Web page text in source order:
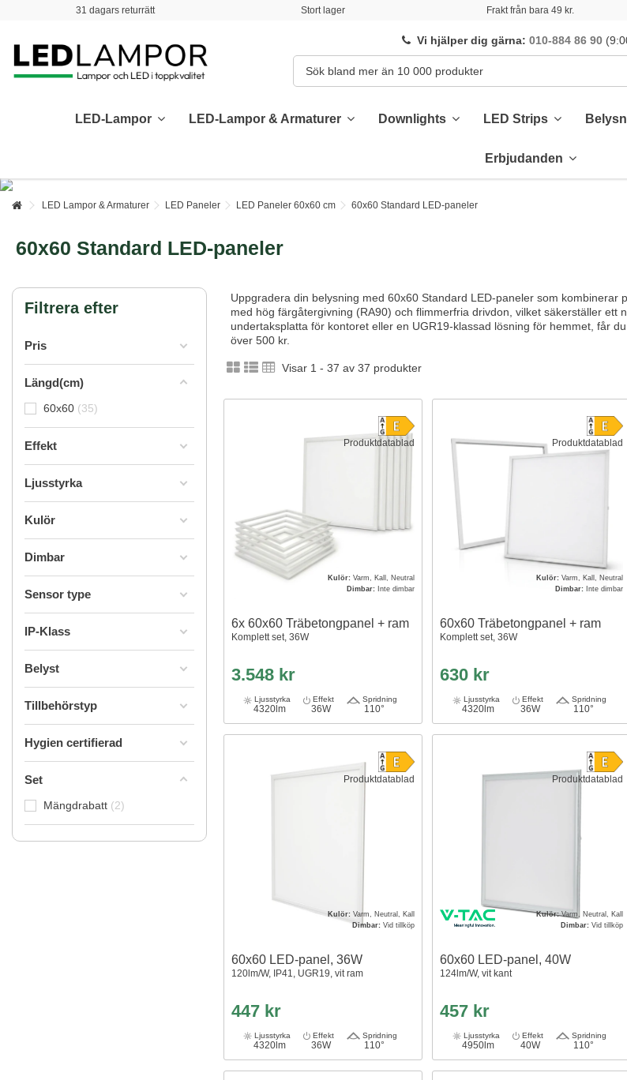
31 dagars returrätt Stort lager Frakt från bara 49 kr.
Vi hjälper dig gärna:010-884 86 90
LED-Lampor LED-Lampor & Armaturer Downlights LED Strips
Erbjudanden
LED Lampor & Armaturer LED Paneler LED Paneler 60x60 cm 60x60 Standard LED-paneler
60x60 Standard LED-paneler
Uppgradera din belysning med 60x60 Standard LED-paneler som
med hög färgåtergivning (RA90) och flimmerfria drivdon, vilket säkerställer
undertaksplatta för kontoret eller en UGR19-klassad lösning för hemmet, får
över 500 kr.
Visar 1 - 37 av 37 produkter
Produktdatablad
Kulör:Varm, Kall, Neutral
Dimbar:Inte dimbar
6x 60x60 Träbetongpanel + ram
Komplett set, 36W
3.548 kr
Ljusstyrka
4320lm
Effekt
36W
Spridning
110°
Produktdatablad
Kulör:Varm, Kall, Neutral
Dimbar:Inte dimbar
60x60 Träbetongpanel + ram
Komplett set, 36W
630 kr
Ljusstyrka
4320lm
Effekt
36W
Spridning
110°
Produktdatablad
Kulör:Varm, Neutral, Kall
Dimbar:Vid tillköp
60x60 LED-panel, 36W
120lm/W, IP41, UGR19, vit ram
447 kr
Ljusstyrka
4320lm
Effekt
36W
Spridning
110°
Produktdatablad
Kulör:Varm, Neutral, Kall
Dimbar:Vid tillköp
60x60 LED-panel, 40W
124lm/W, vit kant
457 kr
Ljusstyrka
4950lm
Effekt
40W
Spridning
110°
Filtrera efter
Pris
Längd(cm)
60x60 35
Effekt
Ljusstyrka
Kulör
Dimbar
Sensor type
IP-Klass
Belyst
Tillbehörstyp
Hygien certifierad
Set
Mängdrabatt 2